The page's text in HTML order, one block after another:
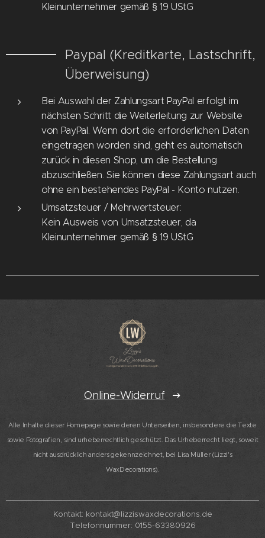
Kleinunternehmer gemäß § 19 UStG
Paypal (Kreditkarte, Lastschrift,
Überweisung)
Bei Auswahl der Zahlungsart PayPal erfolgt im
nächsten Schritt die Weiterleitung zur Website
von PayPal. Wenn dort die erforderlichen Daten
eingetragen worden sind, geht es automatisch
zurück in diesen Shop, um die Bestellung
abzuschließen. Sie können diese Zahlungsart auch
ohne ein bestehendes PayPal - Konto nutzen.
Umsatzsteuer / Mehrwertsteuer:
Kein Ausweis von Umsatzsteuer, da
Kleinunternehmer gemäß § 19 UStG
Online-Widerruf
Alle Inhalte dieser Homepage sowie deren Unterseiten, insbesondere die Texte
sowie Fotografien, sind urheberrechtlich geschützt. Das Urheberrecht liegt, soweit
nicht ausdrücklich anders gekennzeichnet, bei Lisa Müller (Lizzi's
WaxDecorations).
Kontakt: kontakt@lizziswaxdecorations.de
Telefonnummer: 0155-63380926